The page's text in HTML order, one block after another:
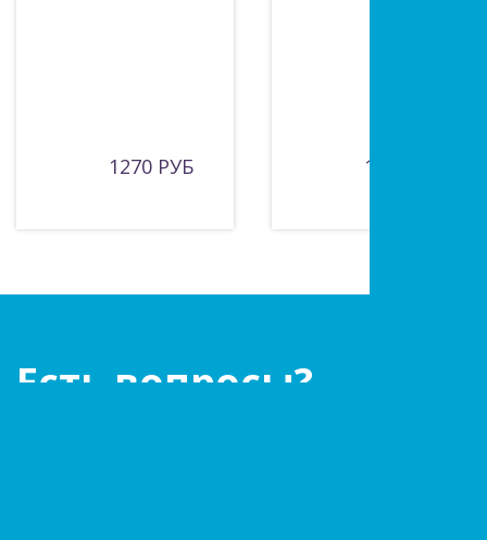
1270 РУБ 1015 РУБ
Есть вопросы?